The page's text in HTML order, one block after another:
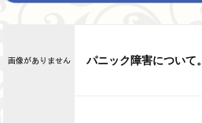
パニック障害について。